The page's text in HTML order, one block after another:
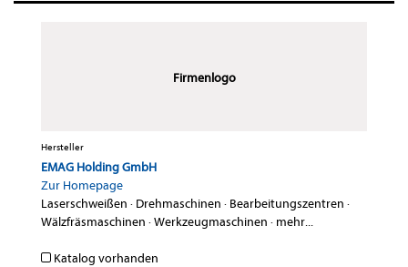
Firmenlogo
Hersteller
EMAG Holding GmbH
Zur Homepage
Laserschweißen · Drehmaschinen · Bearbeitungszentren ·
Wälzfräsmaschinen ·Werkzeugmaschinen · mehr...
Katalog vorhanden